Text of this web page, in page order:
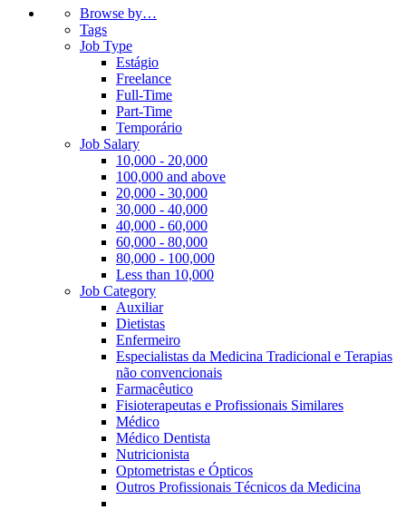
Browse by…
Tags
Job Type
Estágio
Freelance
Full-Time
Part-Time
Temporário
Job Salary
10,000 - 20,000
100,000 and above
20,000 - 30,000
30,000 - 40,000
40,000 - 60,000
60,000 - 80,000
80,000 - 100,000
Less than 10,000
Job Category
Auxiliar
Dietistas
Enfermeiro
Especialistas da Medicina Tradicional e Terapias
não convencionais
Farmacêutico
Fisioterapeutas e Profissionais Similares
Médico
Médico Dentista
Nutricionista
Optometristas e Ópticos
Outros Profissionais Técnicos da Medicina